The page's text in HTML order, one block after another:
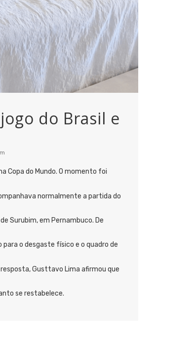
do Brasil e
Copa do Mundo. O momento foi
normalmente a partida do
Surubim, em Pernambuco. De
o desgaste físico e o quadro de
Gusttavo Lima afirmou que
se restabelece.